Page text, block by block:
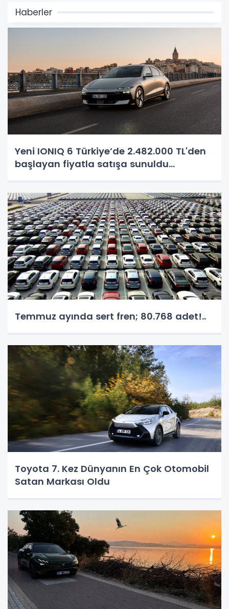
Haberler
Yeni IONIQ 6 Türkiye’de 2.482.000 TL'den
başlayan fiyatla satışa sunuldu...
Temmuz ayında sert fren; 80.768 adet!..
Toyota 7. Kez Dünyanın En Çok Otomobil
Satan Markası Oldu